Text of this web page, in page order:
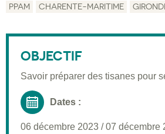
Validation
Moyens pédagogiques
PPAM CHARENTE-MARITIME
OBJECTIF
Savoir préparer des tisanes pour
Dates :
06 décembre 2023 /07 décembre